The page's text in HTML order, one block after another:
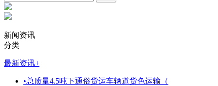
新闻资讯
分类
最新资讯+
•总质量4.5吨下通俗货运车辆道货色运输（